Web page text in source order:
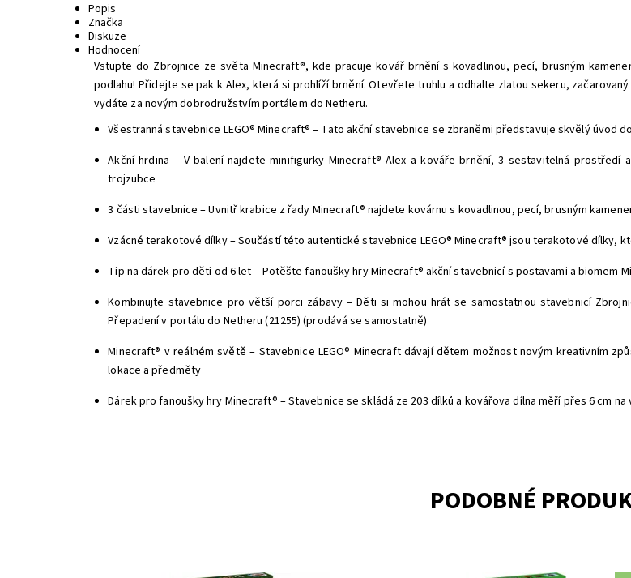
Popis
Značka
Diskuze
Hodnocení
Vstupte do Zbrojnice ze světa Minecraft®, kde pracuje kovář brnění s kovadlinou, pecí, brusným
podlahu! Přidejte se pak k Alex, která si prohlíží brnění. Otevřete truhlu a odhalte zlatou sekeru,
vydáte za novým dobrodružstvím portálem do Netheru.
Všestranná stavebnice LEGO® Minecraft® – Tato akční stavebnice se zbraněmi představuje skvělý úvod
Akční hrdina – V balení najdete minifigurky Minecraft® Alex a kováře brnění, 3 sestavitelná
trojzubce
3 části stavebnice – Uvnitř krabice z řady Minecraft® najdete kovárnu s kovadlinou, pecí, brusným
Vzácné terakotové dílky – Součástí této autentické stavebnice LEGO® Minecraft® jsou terakotové dílky,
Tip na dárek pro děti od 6 let – Potěšte fanoušky hry Minecraft® akční stavebnicí s postavami a biomem
Kombinujte stavebnice pro větší porci zábavy – Děti si mohou hrát se samostatnou stavebnicí
Přepadení v portálu do Netheru (21255) (prodává se samostatně)
Minecraft® v reálném světě – Stavebnice LEGO® Minecraft dávají dětem možnost novým kreativním
lokace a předměty
Dárek pro fanoušky hry Minecraft® – Stavebnice se skládá ze 203 dílků a kovářova dílna měří přes 6 cm
PODOBNÉ